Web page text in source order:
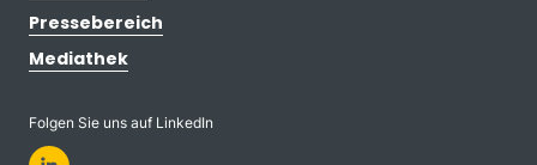
Pressebereich
Mediathek
Folgen Sie uns auf LinkedIn